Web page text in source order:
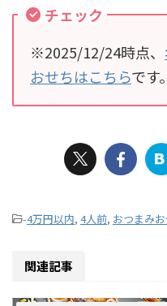
チェック
※2025/12/24時点、
おせちはこちらです。
-4万円以内, 4人前, おつまみ
関連記事